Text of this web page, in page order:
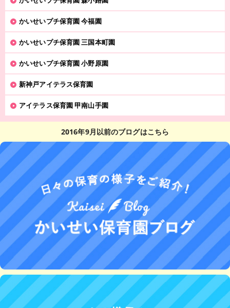
かいせいプチ保育園 今福園
かいせいプチ保育園 三国本町園
かいせいプチ保育園 小野原園
新神戸アイテラス保育園
アイテラス保育園 甲南山手園
2016年9月以前のブログはこちら